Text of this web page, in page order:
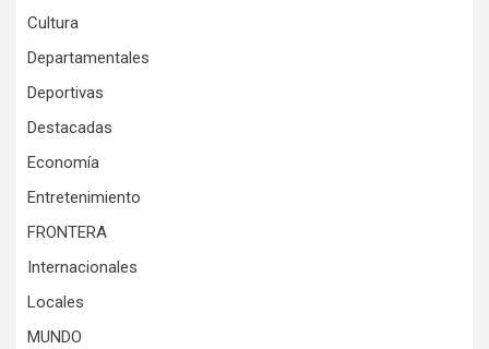
Cultura
Departamentales
Deportivas
Destacadas
Economía
Entretenimiento
FRONTERA
Internacionales
Locales
MUNDO